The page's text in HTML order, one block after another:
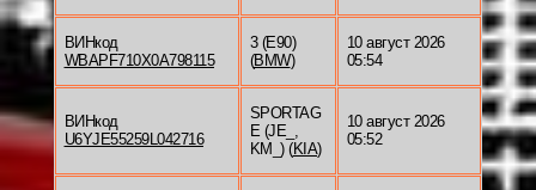
ВИНкод
WBAPF710X0A798115
3 (E90)
(BMW)
10 август 2026
05:54
ВИНкод
U6YJE55259L042716
SPORTAG
E (JE_,
KM_) (KIA)
10 август 2026
05:52